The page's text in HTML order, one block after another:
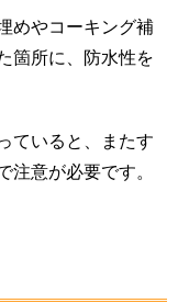
めやコーキング補
箇所に、防水性を
ていると、またす
注意が必要です。